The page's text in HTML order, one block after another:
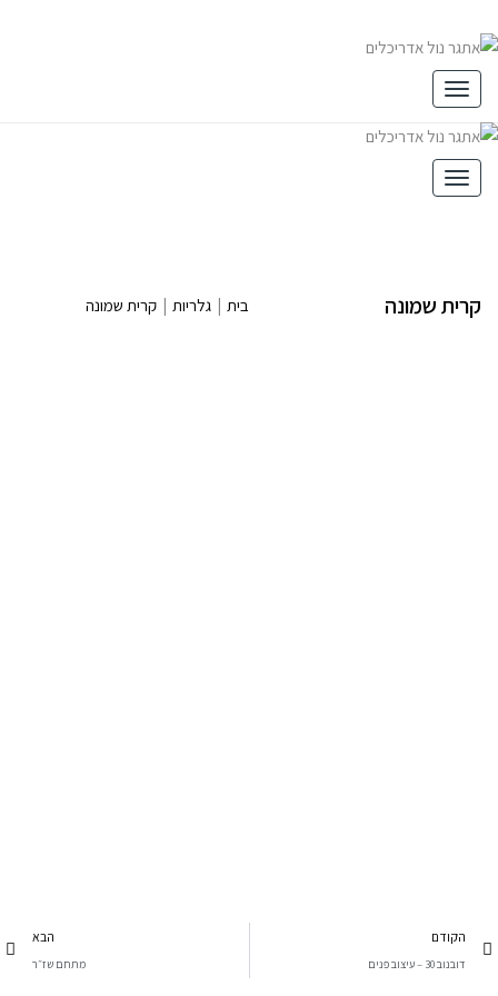
תפריט
תפריט
קרית שמונה בית | גלריות | קרית שמונה
הקודם
דובנוב 30 – עיצוב פנים
הבא
מתחם שז״ר